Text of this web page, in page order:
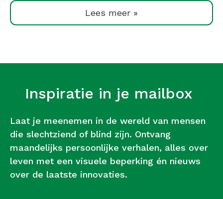
Lees meer »
Inspiratie in je mailbox
Laat je meenemen in de wereld van mensen
die slechtziend of blind zijn. Ontvang
maandelijks persoonlijke verhalen, alles over
leven met een visuele beperking én nieuws
over de laatste innovaties.